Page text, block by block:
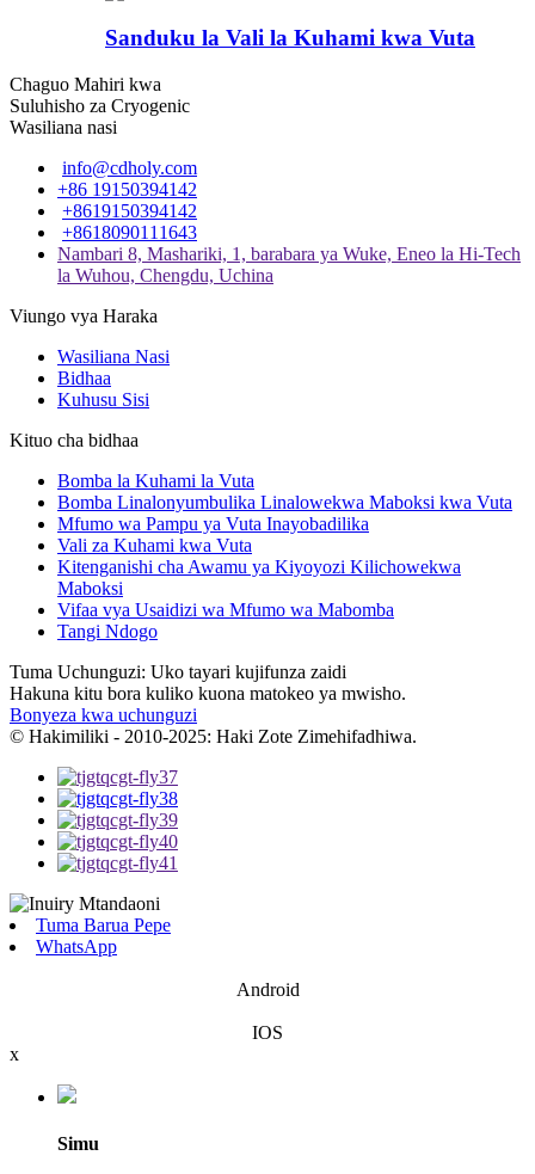
Sanduku la Vali la Kuhami kwa Vuta
Chaguo Mahiri kwa
Suluhisho za Cryogenic
Wasiliana nasi
info@cdholy.com
+86 19150394142
+8619150394142
+8618090111643
Nambari 8, Mashariki, 1, barabara ya Wuke, Eneo la Hi-Tech
la Wuhou, Chengdu, Uchina
Viungo vya Haraka
Wasiliana Nasi
Bidhaa
Kuhusu Sisi
Kituo cha bidhaa
Bomba la Kuhami la Vuta
Bomba Linalonyumbulika Linalowekwa Maboksi kwa Vuta
Mfumo wa Pampu ya Vuta Inayobadilika
Vali za Kuhami kwa Vuta
Kitenganishi cha Awamu ya Kiyoyozi Kilichowekwa
Maboksi
Vifaa vya Usaidizi wa Mfumo wa Mabomba
Tangi Ndogo
Tuma Uchunguzi: Uko tayari kujifunza zaidi
Hakuna kitu bora kuliko kuona matokeo ya mwisho.
Bonyeza kwa uchunguzi
© Hakimiliki - 2010-2025: Haki Zote Zimehifadhiwa.
Tuma Barua Pepe
WhatsApp
Android
IOS
x
Simu